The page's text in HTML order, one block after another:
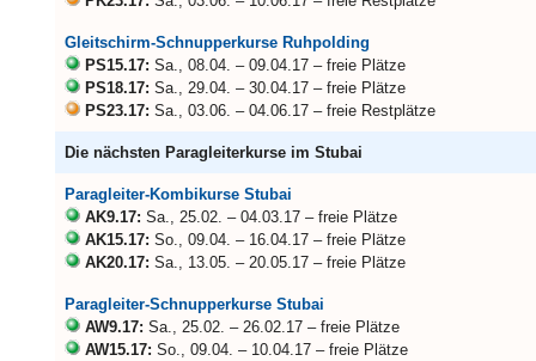
Gleitschirm-Schnupperkurse Ruhpolding
PS15.17: Sa., 08.04. – 09.04.17 – freie Plätze
PS18.17: Sa., 29.04. – 30.04.17 – freie Plätze
PS23.17: Sa., 03.06. – 04.06.17 – freie Restplätze
Die nächsten Paragleiterkurse im Stubai
Paragleiter-Kombikurse Stubai
AK9.17: Sa., 25.02. – 04.03.17 – freie Plätze
AK15.17: So., 09.04. – 16.04.17 – freie Plätze
AK20.17: Sa., 13.05. – 20.05.17 – freie Plätze
Paragleiter-Schnupperkurse Stubai
AW9.17: Sa., 25.02. – 26.02.17 – freie Plätze
AW15.17: So., 09.04. – 10.04.17 – freie Plätze